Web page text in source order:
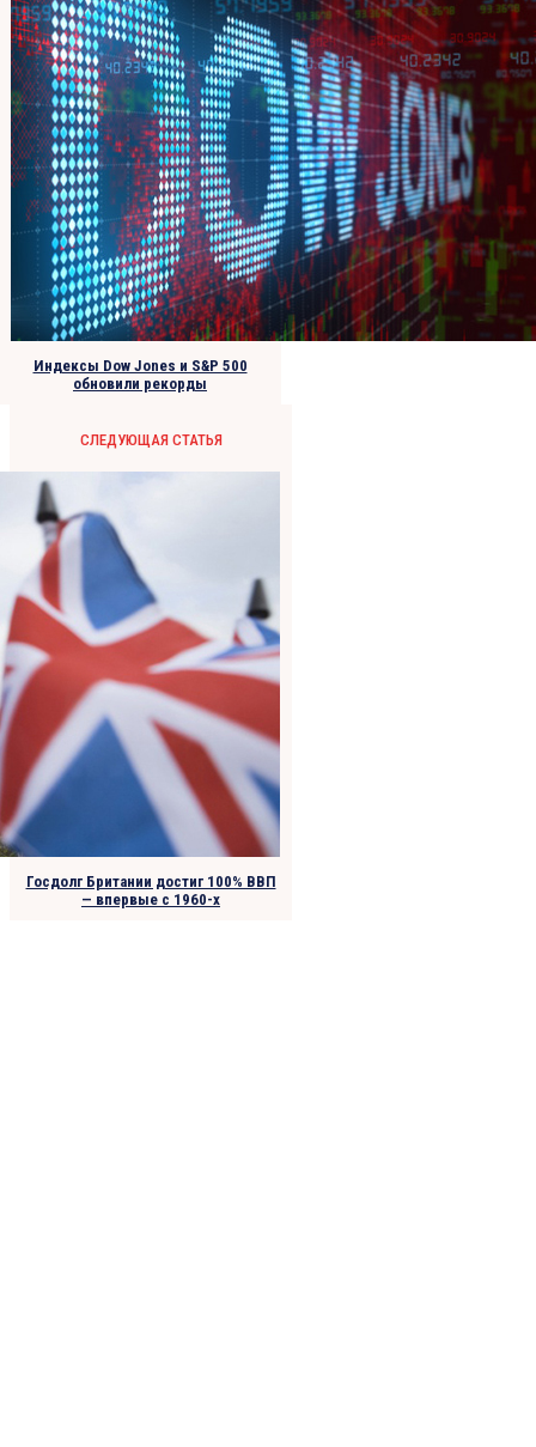
Индексы Dow Jones и S&P 500
обновили рекорды
СЛЕДУЮЩАЯ СТАТЬЯ
Госдолг Британии достиг 100% ВВП
— впервые с 1960-х